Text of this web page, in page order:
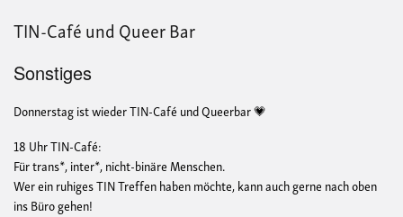
TIN-Café und Queer Bar
Sonstiges
Donnerstag ist wieder TIN-Café und Queerbar 💗
18 Uhr TIN-Café:
Für trans*, inter*, nicht-binäre Menschen.
Wer ein ruhiges TIN Treffen haben möchte, kann auch gerne nach oben
ins Büro gehen!